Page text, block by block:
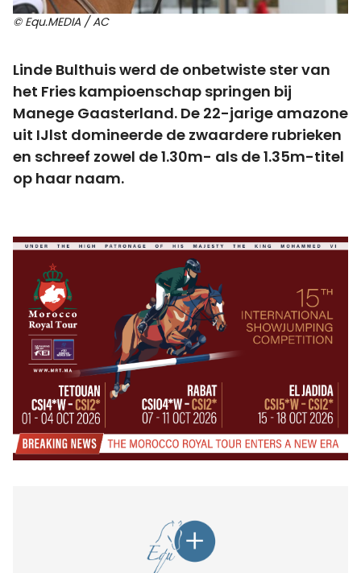
© Equ.MEDIA / AC
Linde Bulthuis werd de onbetwiste ster van
het Fries kampioenschap springen bij
Manege Gaasterland. De 22-jarige amazone
uit IJlst domineerde de zwaardere rubrieken
en schreef zowel de 1.30m- als de 1.35m-titel
op haar naam.